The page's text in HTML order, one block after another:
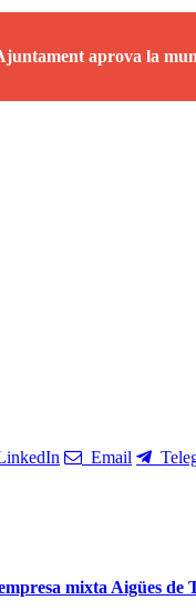
aprova la
Email
mixta Aigües